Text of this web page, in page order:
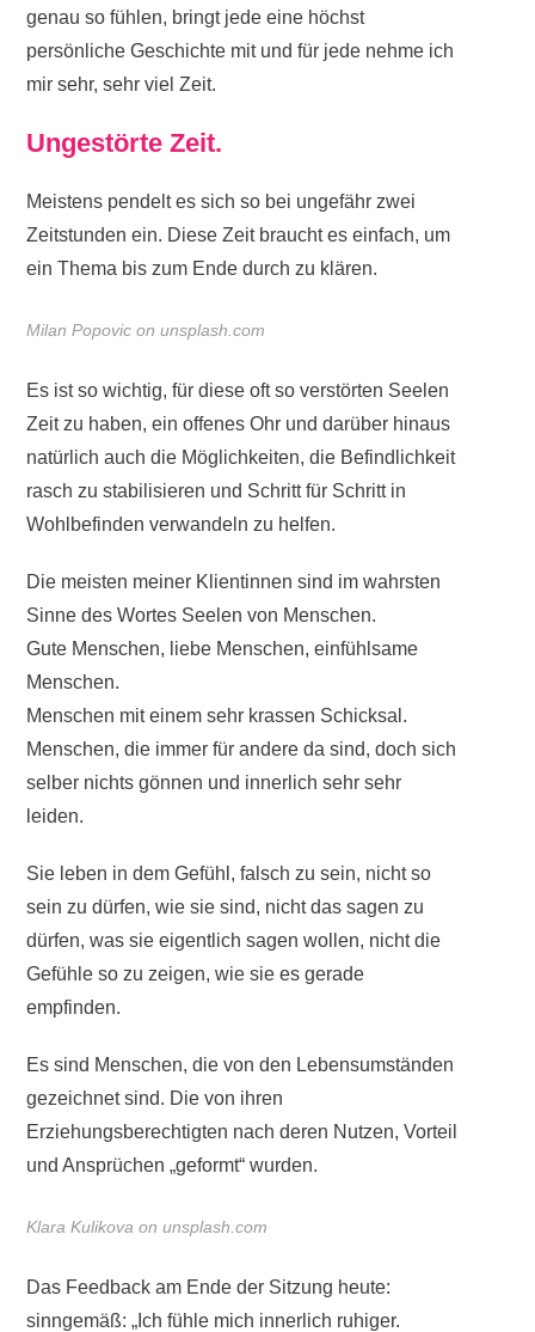
genau so fühlen, bringt jede eine höchst
persönliche Geschichte mit und für jede nehme ich
mir sehr, sehr viel Zeit.
Ungestörte Zeit.
Meistens pendelt es sich so bei ungefähr zwei
Zeitstunden ein. Diese Zeit braucht es einfach, um
ein Thema bis zum Ende durch zu klären.
Milan Popovic on unsplash.com
Es ist so wichtig, für diese oft so verstörten Seelen
Zeit zu haben, ein offenes Ohr und darüber hinaus
natürlich auch die Möglichkeiten, die Befindlichkeit
rasch zu stabilisieren und Schritt für Schritt in
Wohlbefinden verwandeln zu helfen.
Die meisten meiner Klientinnen sind im wahrsten
Sinne des Wortes Seelen von Menschen.
Gute Menschen, liebe Menschen, einfühlsame
Menschen.
Menschen mit einem sehr krassen Schicksal.
Menschen, die immer für andere da sind, doch sich
selber nichts gönnen und innerlich sehr sehr
leiden.
Sie leben in dem Gefühl, falsch zu sein, nicht so
sein zu dürfen, wie sie sind, nicht das sagen zu
dürfen, was sie eigentlich sagen wollen, nicht die
Gefühle so zu zeigen, wie sie es gerade
empfinden.
Es sind Menschen, die von den Lebensumständen
gezeichnet sind. Die von ihren
Erziehungsberechtigten nach deren Nutzen, Vorteil
und Ansprüchen „geformt“ wurden.
Klara Kulikova on unsplash.com
Das Feedback am Ende der Sitzung heute:
sinngemäß: „Ich fühle mich innerlich ruhiger.